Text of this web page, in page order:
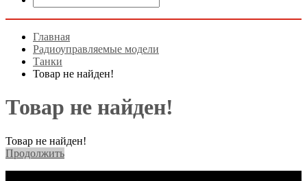
Главная
Радиоуправляемые модели
Танки
Товар не найден!
Товар не найден!
Товар не найден!
Продолжить